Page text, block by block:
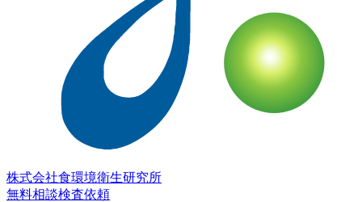
株式会社食環境衛生研究所
無料相談検査依頼